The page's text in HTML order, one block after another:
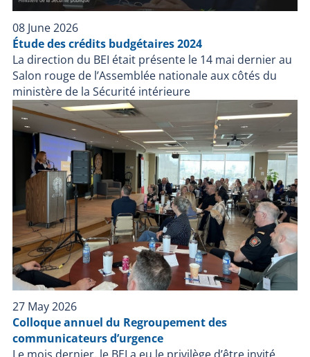
08 June 2026
Étude des crédits budgétaires 2024
La direction du BEI était présente le 14 mai dernier au
Salon rouge de l’Assemblée nationale aux côtés du
ministère de la Sécurité intérieure
27 May 2026
Colloque annuel du Regroupement des
communicateurs d’urgence